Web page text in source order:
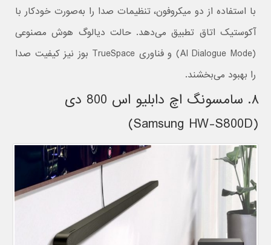
با استفاده از دو میکروفون، تنظیمات صدا را به‌صورت خودکار با
آکوستیک اتاق تطبیق می‌دهد. حالت دیالوگ هوش مصنوعی
(AI Dialogue Mode) و فناوری TrueSpace بوز نیز کیفیت صدا
را بهبود می‌بخشند.
۸. سامسونگ اچ دابلیو اس 800 دی
(Samsung HW-S800D)